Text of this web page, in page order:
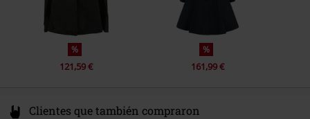
%
121,59 €
%
161,99 €
Clientes que también compraron